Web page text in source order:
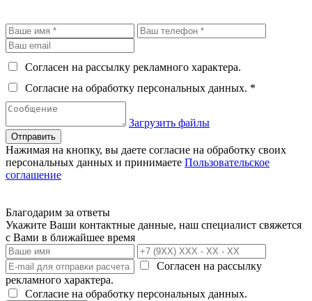
Согласен на рассылку рекламного характера.
Согласие на обработку персональных данных. *
Загрузить файлы
Отправить
Нажимая на кнопку, вы даете согласие на обработку своих
персональных данных и принимаете Пользовательское
соглашение
Благодарим за ответы
Укажите Ваши контактные данные, наш специалист свяжется
с Вами в ближайшее время
Согласен на рассылку
рекламного характера.
Согласие на обработку персональных данных.